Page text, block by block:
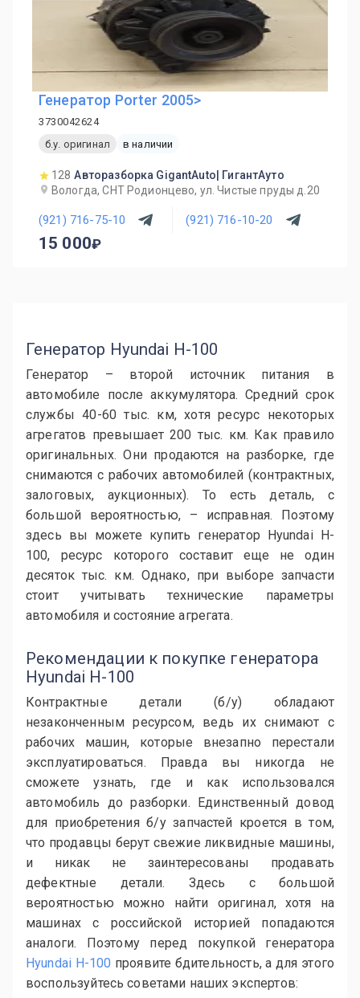
Генератор Porter 2005>
3730042624
б.у. оригинал
в наличии
128 Авторазборка GigantAuto| ГигантАуто
Вологда, СНТ Родионцево, ул. Чистые пруды д.20
(921) 716-75-10 (921) 716-10-20
15 000
Генератор Hyundai H-100
Генератор – второй источник питания в
автомобиле после аккумулятора. Средний срок
службы 40-60 тыс. км, хотя ресурс некоторых
агрегатов превышает 200 тыс. км. Как правило
оригинальных. Они продаются на разборке, где
снимаются с рабочих автомобилей (контрактных,
залоговых, аукционных). То есть деталь, с
большой вероятностью, – исправная. Поэтому
здесь вы можете купить генератор Hyundai H-
100, ресурс которого составит еще не один
десяток тыс. км. Однако, при выборе запчасти
стоит учитывать технические параметры
автомобиля и состояние агрегата.
Рекомендации к покупке генератора
Hyundai H-100
Контрактные детали (б/у) обладают
незаконченным ресурсом, ведь их снимают с
рабочих машин, которые внезапно перестали
эксплуатироваться. Правда вы никогда не
сможете узнать, где и как использовался
автомобиль до разборки. Единственный довод
для приобретения б/у запчастей кроется в том,
что продавцы берут свежие ликвидные машины,
и никак не заинтересованы продавать
дефектные детали. Здесь с большой
вероятностью можно найти оригинал, хотя на
машинах с российской историей попадаются
аналоги. Поэтому перед покупкой генератора
Hyundai H-100 проявите бдительность, а для этого
воспользуйтесь советами наших экспертов: